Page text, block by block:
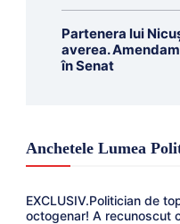
Partenera lui
averea.
în Senat
Anchetele Lumea
EXCLUSIV.Politician de
octogenar! A recunoscut